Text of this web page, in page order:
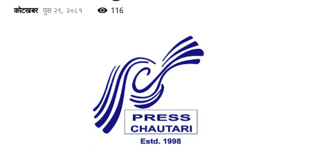
कोटखबर पुस २९, २०८१ 116